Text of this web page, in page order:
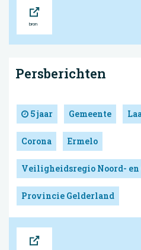
Persberichten
5 jaar Gemeente
Corona Ermelo
Veiligheidsregio Noord- en
Provincie Gelderland